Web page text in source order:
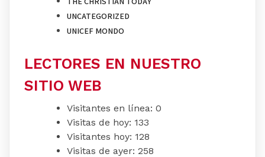
UNCATEGORIZED
UNICEF MONDO
LECTORES EN NUESTRO
SITIO WEB
Visitantes en línea: 0
Visitas de hoy: 133
Visitantes hoy: 128
Visitas de ayer: 258